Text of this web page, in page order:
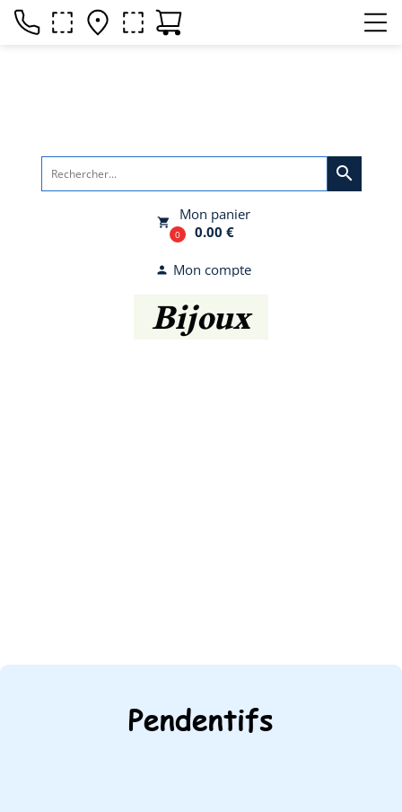
search
local_grocery_store
0
Mon panier
0.00 €
person Mon compte
Bijoux
Pendentifs